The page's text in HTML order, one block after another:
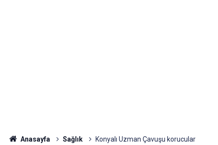
Anasayfa Sağlık
Konyalı Uzman Çavuşu korucular